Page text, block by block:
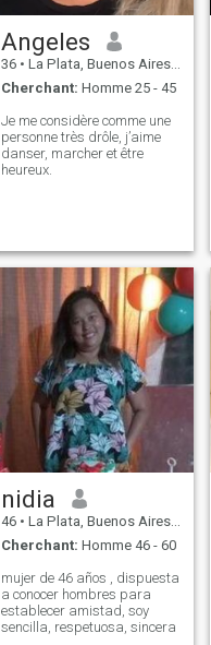
Angeles
36 • La Plata, Buenos Aires, Argentine
Cherchant: Homme 25 - 45
Je me considère comme une
personne très drôle, j’aime
danser, marcher et être
heureux.
nidia
46 • La Plata, Buenos Aires, Argentine
Cherchant: Homme 46 - 60
mujer de 46 años , dispuesta
a conocer hombres para
establecer amistad, soy
sencilla, respetuosa, sincera